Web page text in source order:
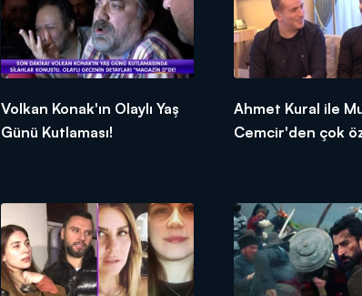
Volkan Konak'ın Olaylı Yaş
Günü Kutlaması!
Ahmet Kural ile
Cemcir'den çok